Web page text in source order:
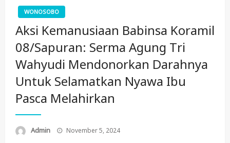
WONOSOBO
Aksi Kemanusiaan Babinsa Koramil
08/Sapuran: Serma Agung Tri
Wahyudi Mendonorkan Darahnya
Untuk Selamatkan Nyawa Ibu
Pasca Melahirkan
Admin
Posted
November 5, 2024